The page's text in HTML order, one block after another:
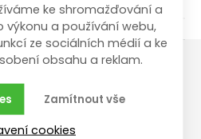
Reklamace,
vrácení, servis
ke shromažďování a
výkonu a používání webu,
ze sociálních médií a ke
obsahu a reklam.
Zamítnout vše
cookies